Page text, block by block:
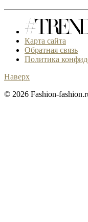
Карта сайта
Обратная связь
Политика
Наверх
© 2026 Fashion-